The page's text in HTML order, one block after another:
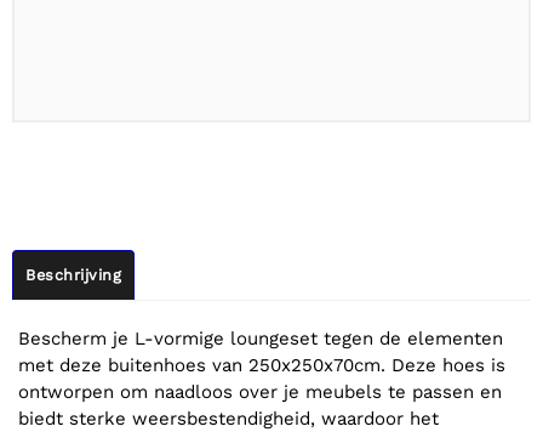
Beschrijving
Bescherm je L-vormige loungeset tegen de elementen
met deze buitenhoes van 250x250x70cm. Deze hoes is
ontworpen om naadloos over je meubels te passen en
biedt sterke weersbestendigheid, waardoor het